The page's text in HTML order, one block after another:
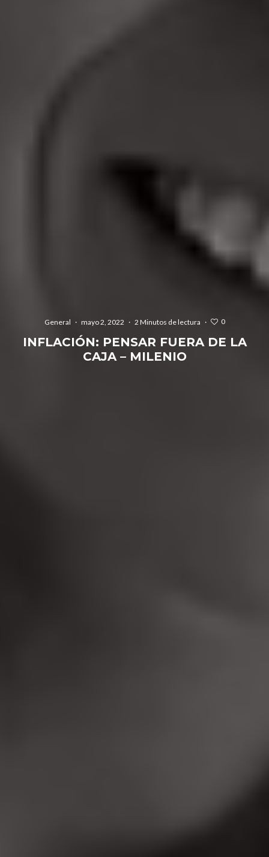
General · mayo 2, 2022 · 2 Minutos de lectura · 0
INFLACIÓN: PENSAR FUERA DE LA
CAJA – MILENIO